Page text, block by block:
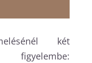
két
figyelembe: